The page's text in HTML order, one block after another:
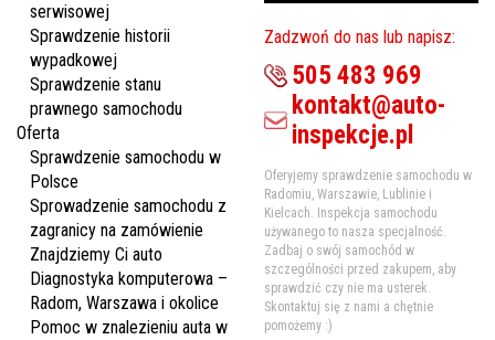
serwisowej
Sprawdzenie historii
wypadkowej
Sprawdzenie stanu
prawnego samochodu
Oferta
Sprawdzenie samochodu w
Polsce
Sprowadzenie samochodu z
zagranicy na zamówienie
Znajdziemy Ci auto
Diagnostyka komputerowa –
Radom, Warszawa i okolice
Pomoc w znalezieniu auta w
Zadzwoń do nas lub napisz:
505 483 969
kontakt@auto-
inspekcje.pl
Oferyjemy sprawdzenie samochodu w
Radomiu, Warszawie, Lublinie i
Kielcach. Inspekcja samochodu
używanego to nasza specjalność.
Zadbaj o swój samochód w
szczególności przed zakupem, aby
sprawdzić czy nie ma usterek.
Skontaktuj się z nami a chętnie
pomożemy :)